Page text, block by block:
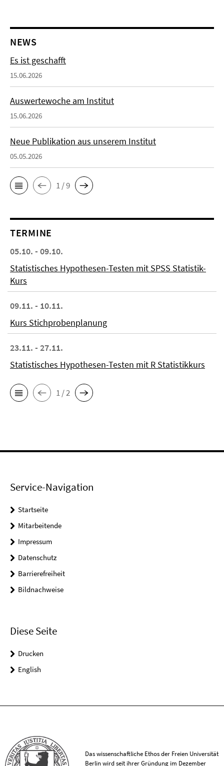
NEWS
Es ist geschafft
15.06.2026
Auswertewoche am Institut
15.06.2026
Neue Publikation aus unserem Institut
05.05.2026
1 / 9
TERMINE
05.10. - 09.10.
Statistisches Hypothesen-Testen mit SPSS Statistik-
Kurs
09.11. - 10.11.
Kurs Stichprobenplanung
23.11. - 27.11.
Statistisches Hypothesen-Testen mit R Statistikkurs
1 / 2
Service-Navigation
Startseite
Mitarbeitende
Impressum
Datenschutz
Barrierefreiheit
Bildnachweise
Diese Seite
Drucken
English
Das wissenschaftliche Ethos der Freien Universität
Berlin wird seit ihrer Gründung im Dezember